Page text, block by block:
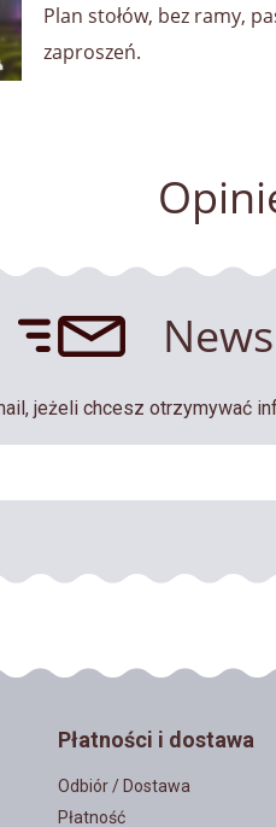
Plan stołów, bez ramy,
zaproszeń.
jeżeli chcesz otrzymywać
Płatności i dostawa
Odbiór / Dostawa
Płatność